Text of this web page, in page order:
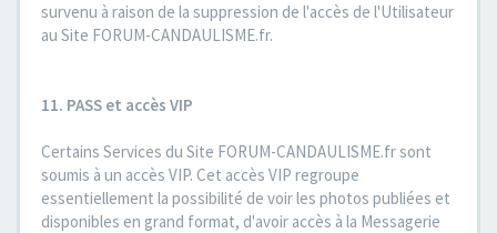
survenu à raison de la suppression de l'accès de l'Utilisateur
au Site FORUM-CANDAULISME.fr.
11. PASS et accès VIP
Certains Services du Site FORUM-CANDAULISME.fr sont
soumis à un accès VIP. Cet accès VIP regroupe
essentiellement la possibilité de voir les photos publiées et
disponibles en grand format, d'avoir accès à la Messagerie